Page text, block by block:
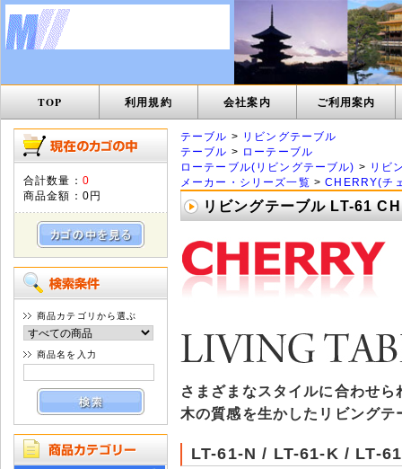
TOP 利用規約 会社案内 ご利用案内
合計数量： 0
商品金額： 0円
商品カテゴリから選ぶ
商品名を入力
テーブル > リビングテーブル
テーブル > ローテーブル
ローテーブル(リビングテーブル) > リビ
メーカー・シリーズ一覧 >CHERRY(チ
リビングテーブル LT-61
さまざまなスタイルに合わせら
木の質感を生かしたリビングテ
LT-61-N / LT-61-K / LT-